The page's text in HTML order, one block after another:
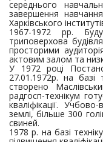
середнього
завершення
Харківського
1967-1972 рр.
триповерхова
просторими
актовим залом та
У 1972 році
27.01.1972р. на базі
створено
радгосп-технікум
кваліфікації.
землі, більше 300
свиней.
1978 р. на базі